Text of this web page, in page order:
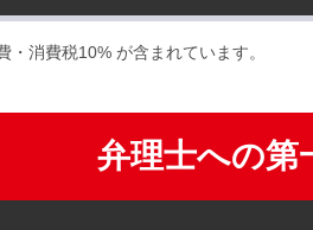
・消費税10% が含まれています。
弁理士への第